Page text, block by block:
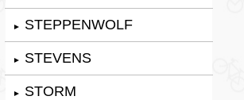
► STEPPENWOLF
► STEVENS
► STORM